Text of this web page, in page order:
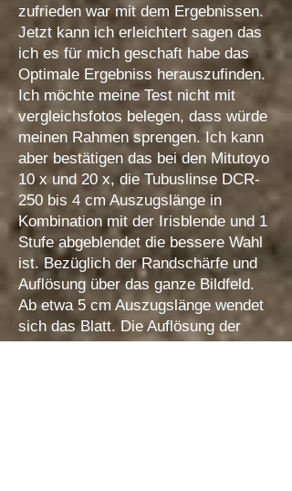
zufrieden war mit dem Ergebnissen.
Jetzt kann ich erleichtert sagen das
ich es für mich geschaft habe das
Optimale Ergebniss herauszufinden.
Ich möchte meine Test nicht mit
vergleichsfotos belegen, dass würde
meinen Rahmen sprengen. Ich kann
aber bestätigen das bei den Mitutoyo
10 x und 20 x, die Tubuslinse DCR-
250 bis 4 cm Auszugslänge in
Kombination mit der Irisblende und 1
Stufe abgeblendet die bessere Wahl
ist. Bezüglich der Randschärfe und
Auflösung über das ganze Bildfeld.
Ab etwa 5 cm Auszugslänge wendet
sich das Blatt. Die Auflösung der
Tubuslinse DCR-250 lässt am